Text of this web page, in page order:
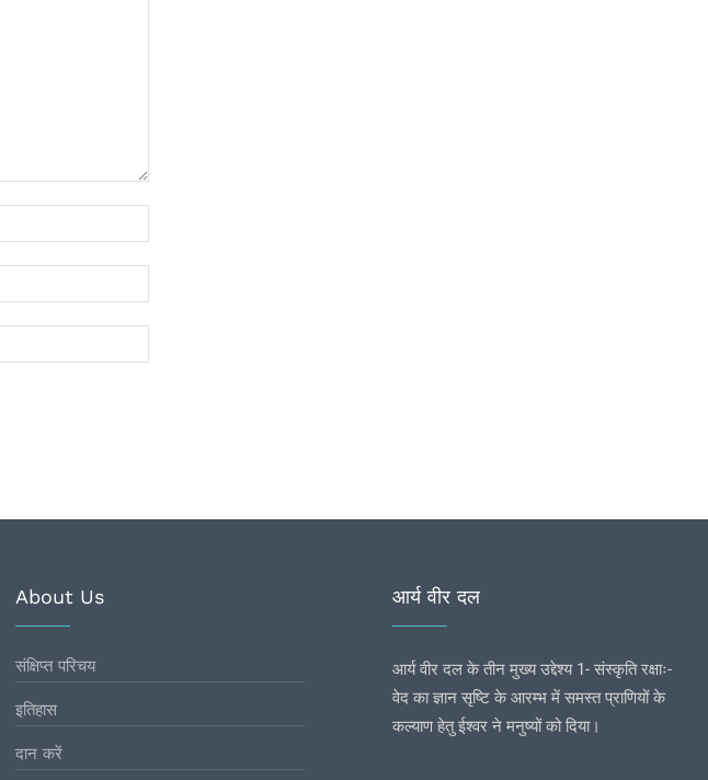
About Us
संक्षिप्त परिचय
इतिहास
दान करें
आर्य वीर दल
आर्य वीर दल के तीन मुख्य उद्देश्य 1- संस्कृति रक्षाः-
वेद का ज्ञान सृष्टि के आरम्भ में समस्त प्राणियों के
कल्याण हेतु ईश्वर ने मनुष्यों को दिया।